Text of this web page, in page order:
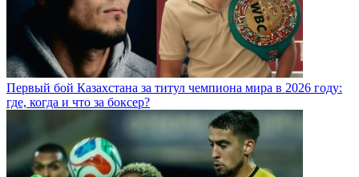
Первый бой Казахстана за титул чемпиона мира в 2026 году:
где, когда и что за боксер?